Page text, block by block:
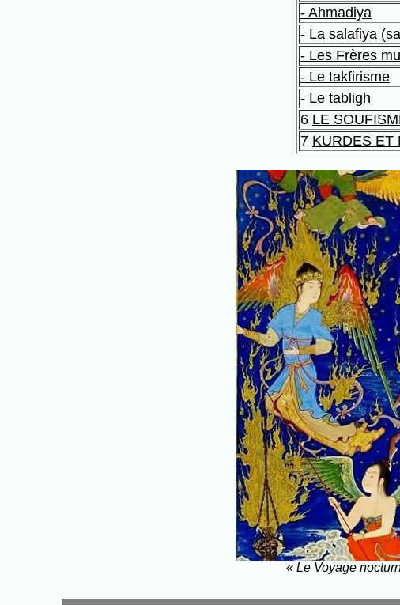
- Ahmadiya
- La salafiya
- Les Frères
- Le takfirisme
- Le tabligh
6 LE
7 KURDES ET
« Le Voyage